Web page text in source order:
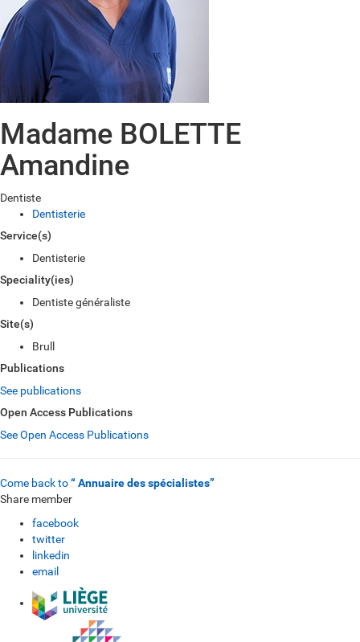
Madame BOLETTE
Amandine
Dentiste
Dentisterie
Service(s)
Dentisterie
Speciality(ies)
Dentiste généraliste
Site(s)
Brull
Publications
See publications
Open Access Publications
See Open Access Publications
Come back to“ Annuaire des spécialistes”
Share member
facebook
twitter
linkedin
email